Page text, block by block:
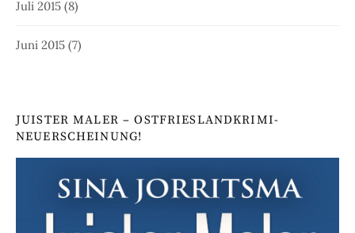
Juli 2015 (8)
Juni 2015 (7)
JUISTER MALER – OSTFRIESLANDKRIMI-
NEUERSCHEINUNG!